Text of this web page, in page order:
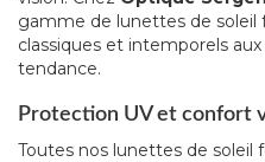
gamme de lunettes de soleil
classiques et intemporels
tendance.
Protection UV et confort
Toutes nos lunettes de